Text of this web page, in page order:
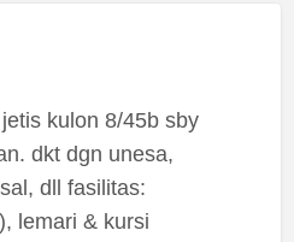
kulon 8/45b sby
dkt dgn unesa,
dll fasilitas:
lemari & kursi